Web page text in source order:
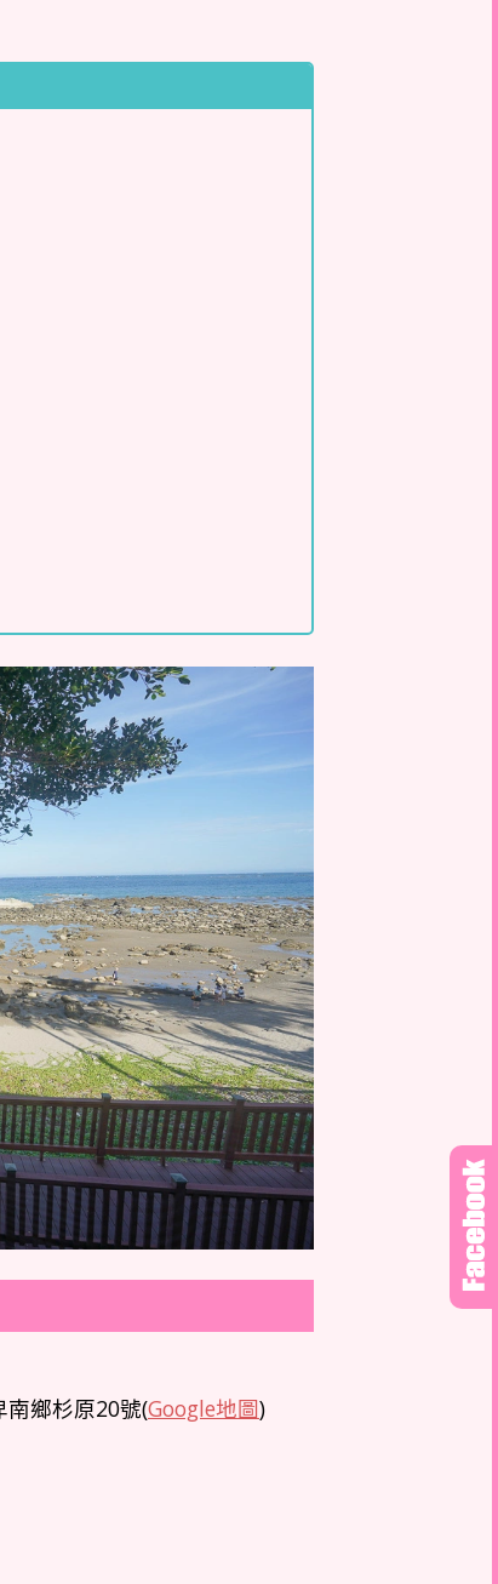
鄉杉原20號(Google地圖)